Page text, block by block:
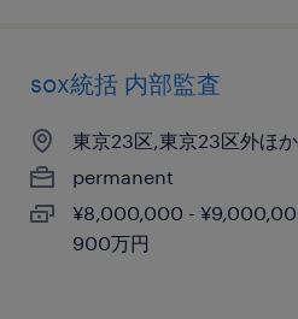
sox統括 内部監査
東京23区,東京23区外ほ
permanent
¥8,000,000 -
900万円